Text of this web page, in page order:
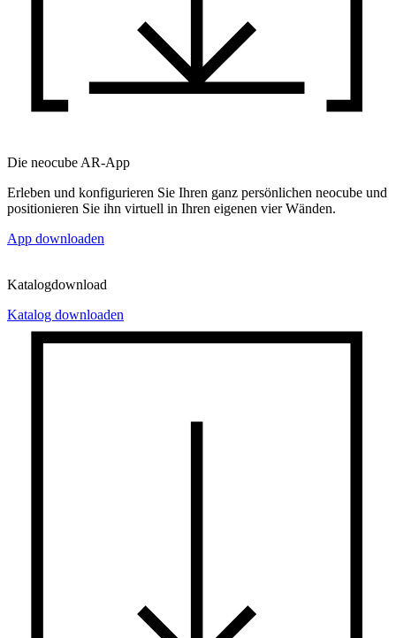
Die neocube AR-App
Erleben und konfigurieren Sie Ihren ganz persönlichen neocube und
positionieren Sie ihn virtuell in Ihren eigenen vier Wänden.
App downloaden
Katalogdownload
Katalog downloaden